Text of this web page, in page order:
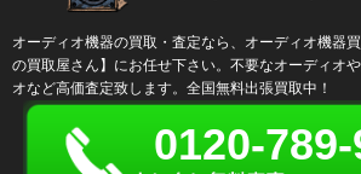
オーディオ機器の買取・査定なら、オーディオ機器
の買取屋さん】にお任せ下さい。不要なオーディオ
オなど高価査定致します。全国無料出張買取中！
0120-